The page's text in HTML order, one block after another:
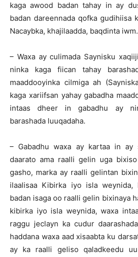
kaga awood badan tahay in ay
badan dareennada qofka gudihiisa
Nacaybka, khajilaadda, baqdinta iwm.
– Waxa ay culimada Saynisku
ninka kaga fiican tahay
maaddooyinka cilmiga ah
kaga xariifsan yahay gabadha
intaas dheer in gabadhu ay
barashada luuqadaha.
– Gabadhu waxa ay kartaa in
daarato ama raalli gelin uga
gasho, marka ay raalli gelintan
ilaalisaa Kibirka iyo isla
badan isaga oo raalli gelin bixinaya
kibirka iyo isla weynida, waxa
raggu jeclayn ka cudur
haddana waxa aad xisaabta ku
ay ka raalli geliso qaladkeedu